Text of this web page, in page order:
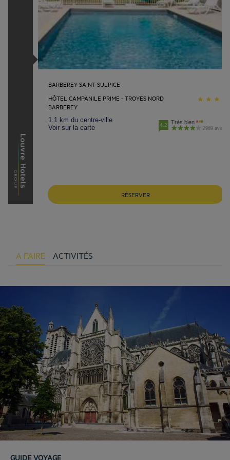
BARBEREY-SAINT-SULPICE
HÔTEL CAMPANILE PRIME - TROYES NORD
BARBEREY
1.1 km du centre-ville
Voir sur la carte
4.2 Très bien
2969 avis
RÉSERVER
A FAIRE ACTIVITÉS
GUIDE VOYAGE